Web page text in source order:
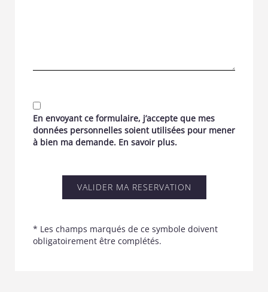
En envoyant ce formulaire, j’accepte que mes
données personnelles soient utilisées pour mener
à bien ma demande. En savoir plus.
* Les champs marqués de ce symbole doivent
obligatoirement être complétés.